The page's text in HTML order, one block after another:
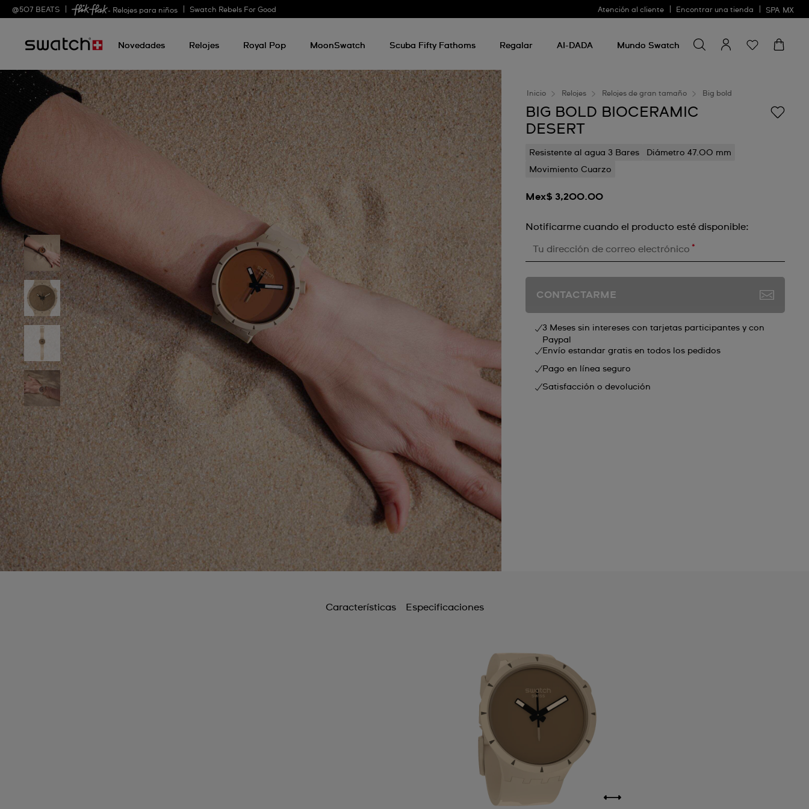
@507 BEATS - Relojes para niños Swatch Rebels For Good Atención al cliente Encontrar una tienda SPA MX
Novedades Relojes Royal Pop MoonSwatch Scuba Fifty Fathoms Regalar AI-DADA Mundo Swatch
algo
Inicio Relojes Relojes de gran tamaño Big bold
BIG BOLD BIOCERAMIC
DESERT
Resistente al agua 3 Bares
Diámetro 47.00 mm
Movimiento Cuarzo
Mex$ 3,200.00
Notificarme cuando el producto esté disponible:
Tu dirección de correo electrónico *
CONTACTARME
3 Meses sin intereses con tarjetas participantes y con
Paypal
Envío estandar gratis en todos los pedidos
Pago en línea seguro
Satisfacción o devolución
Características Especificaciones